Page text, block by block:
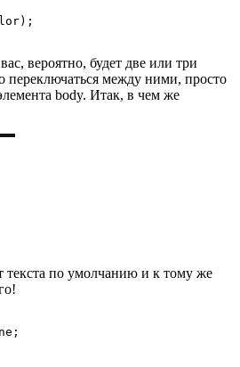
вероятно, будет две или три
переключаться между ними, просто
body. Итак, в чем же
текста по умолчанию и к тому же